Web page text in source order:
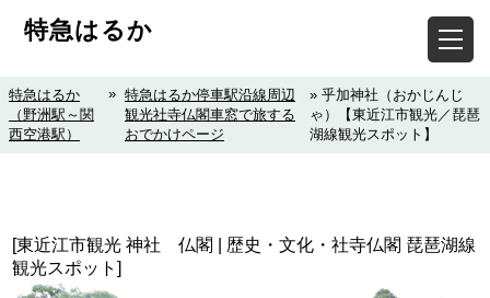
特急はるか
特急はるか
（野洲駅～関
西空港駅）
» 特急はるか停車駅沿線周辺
観光社寺仏閣車窓で旅する
おでかけページ
» 乎加神社（おかじんじ
ゃ）【東近江市観光／琵琶
湖線観光スポット】
[東近江市観光 神社 仏閣 | 歴史・文化・社寺仏閣 琵琶湖線
観光スポット]